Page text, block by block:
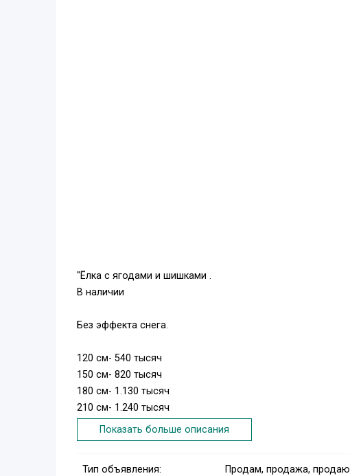
"Ёлка с ягодами и шишками .
В наличии
Без эффекта снега.
120 см- 540 тысяч
150 см- 820 тысяч
180 см- 1.130 тысяч
210 см- 1.240 тысяч
240 см- 1.710 тысяч
Показать больше описания
Тип объявления:
Продам, продажа, продаю